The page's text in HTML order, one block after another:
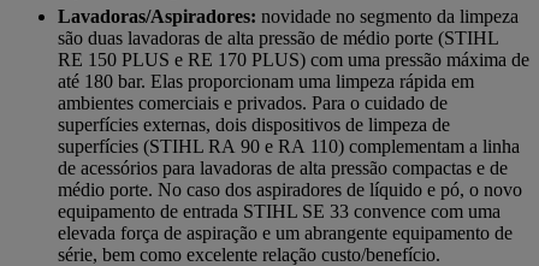
Lavadoras/Aspiradores: novidade no segmento da limpeza
são duas lavadoras de alta pressão de médio porte (STIHL
RE 150 PLUS e RE 170 PLUS) com uma pressão máxima de
até 180 bar. Elas proporcionam uma limpeza rápida em
ambientes comerciais e privados. Para o cuidado de
superfícies externas, dois dispositivos de limpeza de
superfícies (STIHL RA 90 e RA 110) complementam a linha
de acessórios para lavadoras de alta pressão compactas e de
médio porte. No caso dos aspiradores de líquido e pó, o novo
equipamento de entrada STIHL SE 33 convence com uma
elevada força de aspiração e um abrangente equipamento de
série, bem como excelente relação custo/benefício.